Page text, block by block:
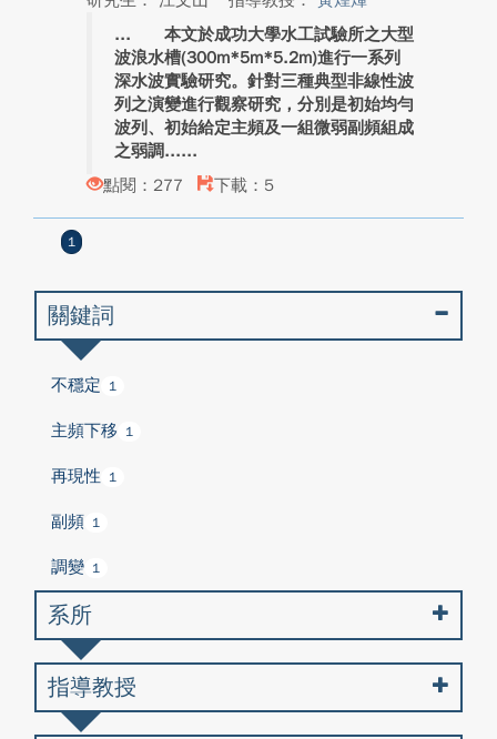
本文於成功大學水工試驗所之大型
波浪水槽(300m*5m*5.2m)進行一系列
深水波實驗研究。針對三種典型非線性波
列之演變進行觀察研究，分別是初始均勻
波列、初始給定主頻及一組微弱副頻組成
之弱調...
點閱：277
下載：5
1
關鍵詞
不穩定 1
主頻下移 1
再現性 1
副頻 1
調變 1
系所
指導教授